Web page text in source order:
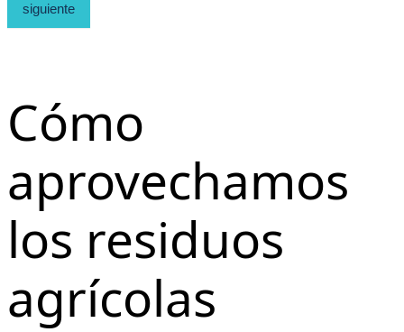
siguiente
Cómo
aprovechamos
los residuos
agrícolas